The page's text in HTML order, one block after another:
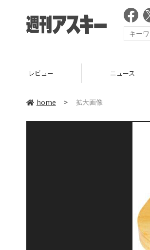
レビュー ニュース
home > 拡大画像